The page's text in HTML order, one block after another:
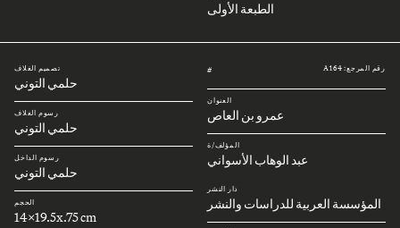
الطبعة الأولى
رقم المرجع: A164 #
العنوان
عمرو بن العاص
المؤلف/ة
عبد الوهاب الأسواني
دار النشر
المؤسسة العربية للدراسات والنشر
تصميم الغلاف
حلمي التوني
رسوم الغلاف
حلمي التوني
رسوم الداخل
حلمي التوني
الحجم
14x19.5x.75 cm